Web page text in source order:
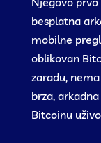
besplatna
mobilne
oblikovan
zaradu,
brza,
Bitcoinu